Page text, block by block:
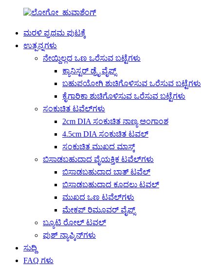
ಮರಳಿ ಪ್ರಥಮ ಪುಟಕ್ಕೆ
ಉತ್ಪನ್ನಗಳು
ನೇಯ್ದಿಲ್ಲದ ಒಣ ಒರೆಸುವ ಬಟ್ಟೆಗಳು
ಕ್ಯಾನಿಸ್ಟರ್ ಡ್ರೈ ವೈಪ್ಸ್
ಬಹುಪಯೋಗಿ ಶುಚಿಗೊಳಿಸುವ ಒರೆಸುವ ಬಟ್ಟೆಗಳು
ಕೈಗಾರಿಕಾ ಶುಚಿಗೊಳಿಸುವ ಒರೆಸುವ ಬಟ್ಟೆಗಳು
ಸಂಕುಚಿತ ಟವೆಲ್‌ಗಳು
2cm DIA ಸಂಕುಚಿತ ನಾಣ್ಯ ಅಂಗಾಂಶ
4.5cm DIA ಸಂಕುಚಿತ ಟವಲ್
ಸಂಕುಚಿತ ಮುಖದ ಮಾಸ್ಕ್
ಬಿಸಾಡಬಹುದಾದ ವೈಯಕ್ತಿಕ ಟವೆಲ್‌ಗಳು
ಬಿಸಾಡಬಹುದಾದ ಬಾತ್ ಟವೆಲ್
ಬಿಸಾಡಬಹುದಾದ ಕೂದಲು ಟವಲ್
ಮುಖದ ಒಣ ಟವೆಲ್‌ಗಳು
ಮೇಕಪ್ ರಿಮೂವರ್ ವೈಪ್ಸ್
ಬ್ಯೂಟಿ ರೋಲ್ ಟವಲ್
ಪುಶ್ ನ್ಯಾಪ್ಕಿನ್‌ಗಳು
ಸುದ್ದಿ
FAQ ಗಳು